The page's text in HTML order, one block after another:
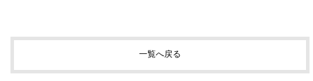
一覧へ戻る